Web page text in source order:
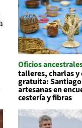
Oficios
talleres, charlas y
gratuita:
artesanas en
cestería y fibras